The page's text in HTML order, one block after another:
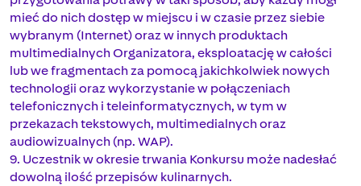
mieć do nich dostęp w miejscu i w czasie przez siebie
wybranym (Internet) oraz w innych produktach
multimedialnych Organizatora, eksploatację w całości
lub we fragmentach za pomocą jakichkolwiek nowych
technologii oraz wykorzystanie w połączeniach
telefonicznych i teleinformatycznych, w tym w
przekazach tekstowych, multimedialnych oraz
audiowizualnych (np. WAP).
9. Uczestnik w okresie trwania Konkursu może nadesłać
dowolną ilość przepisów kulinarnych.